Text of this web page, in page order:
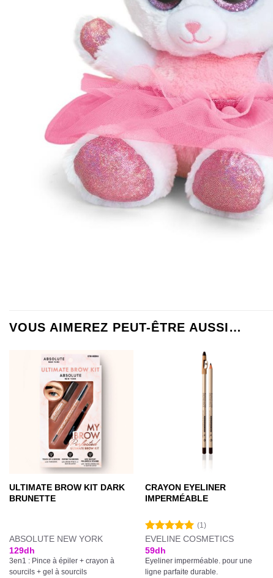
VOUS AIMEREZ PEUT-ÊTRE AUSSI…
ULTIMATE BROW KIT DARK
BRUNETTE
ABSOLUTE NEW YORK
129dh
3en1 : Pince à épiler + crayon à
sourcils + gel à sourcils
CRAYON EYELINER
IMPERMÉABLE
Note 5.00
sur 5
(1)
EVELINE COSMETICS
59dh
Eyeliner imperméable. pour une
ligne parfaite durable.